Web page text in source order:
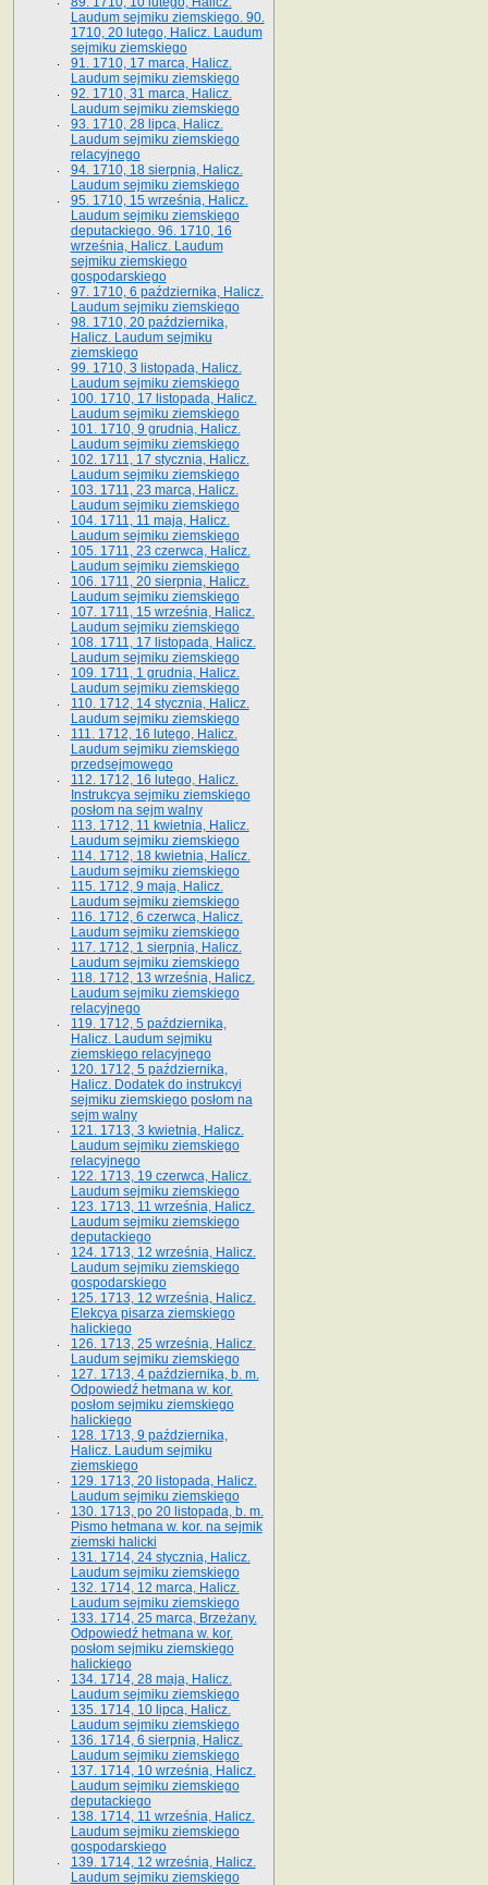
Laudum sejmiku ziemskiego. 90.
1710, 20 lutego, Halicz. Laudum
sejmiku ziemskiego
91. 1710, 17 marca, Halicz.
Laudum sejmiku ziemskiego
92. 1710, 31 marca, Halicz.
Laudum sejmiku ziemskiego
93. 1710, 28 lipca, Halicz.
Laudum sejmiku ziemskiego
relacyjnego
94. 1710, 18 sierpnia, Halicz.
Laudum sejmiku ziemskiego
95. 1710, 15 września, Halicz.
Laudum sejmiku ziemskiego
deputackiego. 96. 1710, 16
września, Halicz. Laudum
sejmiku ziemskiego
gospodarskiego
97. 1710, 6 października, Halicz.
Laudum sejmiku ziemskiego
98. 1710, 20 października,
Halicz. Laudum sejmiku
ziemskiego
99. 1710, 3 listopada, Halicz.
Laudum sejmiku ziemskiego
100. 1710, 17 listopada, Halicz.
Laudum sejmiku ziemskiego
101. 1710, 9 grudnia, Halicz.
Laudum sejmiku ziemskiego
102. 1711, 17 stycznia, Halicz.
Laudum sejmiku ziemskiego
103. 1711, 23 marca, Halicz.
Laudum sejmiku ziemskiego
104. 1711, 11 maja, Halicz.
Laudum sejmiku ziemskiego
105. 1711, 23 czerwca, Halicz.
Laudum sejmiku ziemskiego
106. 1711, 20 sierpnia, Halicz.
Laudum sejmiku ziemskiego
107. 1711, 15 września, Halicz.
Laudum sejmiku ziemskiego
108. 1711, 17 listopada, Halicz.
Laudum sejmiku ziemskiego
109. 1711, 1 grudnia, Halicz.
Laudum sejmiku ziemskiego
110. 1712, 14 stycznia, Halicz.
Laudum sejmiku ziemskiego
111. 1712, 16 lutego, Halicz.
Laudum sejmiku ziemskiego
przedsejmowego
112. 1712, 16 lutego, Halicz.
Instrukcya sejmiku ziemskiego
posłom na sejm walny
113. 1712, 11 kwietnia, Halicz.
Laudum sejmiku ziemskiego
114. 1712, 18 kwietnia, Halicz.
Laudum sejmiku ziemskiego
115. 1712, 9 maja, Halicz.
Laudum sejmiku ziemskiego
116. 1712, 6 czerwca, Halicz.
Laudum sejmiku ziemskiego
117. 1712, 1 sierpnia, Halicz.
Laudum sejmiku ziemskiego
118. 1712, 13 września, Halicz.
Laudum sejmiku ziemskiego
relacyjnego
119. 1712, 5 października,
Halicz. Laudum sejmiku
ziemskiego relacyjnego
120. 1712, 5 października,
Halicz. Dodatek do instrukcyi
sejmiku ziemskiego posłom na
sejm walny
121. 1713, 3 kwietnia, Halicz.
Laudum sejmiku ziemskiego
relacyjnego
122. 1713, 19 czerwca, Halicz.
Laudum sejmiku ziemskiego
123. 1713, 11 września, Halicz.
Laudum sejmiku ziemskiego
deputackiego
124. 1713, 12 września, Halicz.
Laudum sejmiku ziemskiego
gospodarskiego
125. 1713, 12 września, Halicz.
Elekcya pisarza ziemskiego
halickiego
126. 1713, 25 września, Halicz.
Laudum sejmiku ziemskiego
127. 1713, 4 października, b. m.
Odpowiedź hetmana w. kor.
posłom sejmiku ziemskiego
halickiego
128. 1713, 9 października,
Halicz. Laudum sejmiku
ziemskiego
129. 1713, 20 listopada, Halicz.
Laudum sejmiku ziemskiego
130. 1713, po 20 listopada, b. m.
Pismo hetmana w. kor. na sejmik
ziemski halicki
131. 1714, 24 stycznia, Halicz.
Laudum sejmiku ziemskiego
132. 1714, 12 marca, Halicz.
Laudum sejmiku ziemskiego
133. 1714, 25 marca, Brzeżany.
Odpowiedź hetmana w. kor.
posłom sejmiku ziemskiego
halickiego
134. 1714, 28 maja, Halicz.
Laudum sejmiku ziemskiego
135. 1714, 10 lipca, Halicz.
Laudum sejmiku ziemskiego
136. 1714, 6 sierpnia, Halicz.
Laudum sejmiku ziemskiego
137. 1714, 10 września, Halicz.
Laudum sejmiku ziemskiego
deputackiego
138. 1714, 11 września, Halicz.
Laudum sejmiku ziemskiego
gospodarskiego
139. 1714, 12 września, Halicz.
Laudum sejmiku ziemskiego